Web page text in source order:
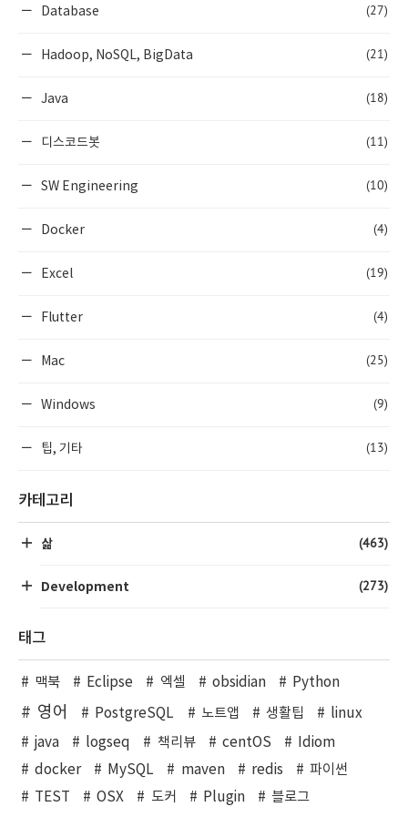
Database (27)
Hadoop, NoSQL, BigData (21)
Java (18)
디스코드봇 (11)
SW Engineering (10)
Docker (4)
Excel (19)
Flutter (4)
Mac (25)
Windows (9)
팁, 기타 (13)
카테고리
삶 (463)
Development (273)
태그
맥북 Eclipse 엑셀 obsidian Python
영어 PostgreSQL 노트앱 생활팁
linux
java
logseq 책리뷰 centOS
Idiom
docker
MySQL maven redis
파이썬
TEST
OSX 도커 Plugin 블로그